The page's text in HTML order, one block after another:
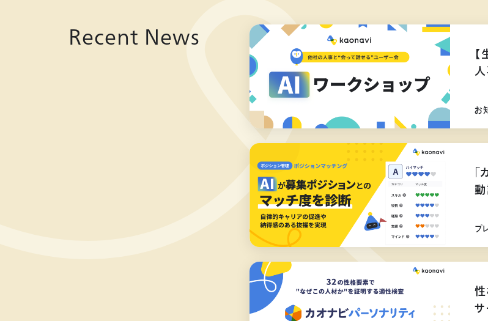
Recent News
お
プ